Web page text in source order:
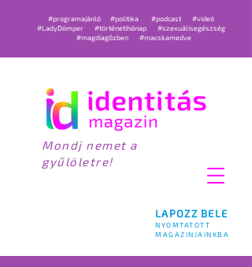
LAPOZZ BELE
NYOMTATOTT
MAGAZINJAINKBA
#programajánló #politika #podcast
#videó
#LadyDömper
#történetihónap
#szexuálisegészség
#magdiagőzben
#macskamedve
Mondj nemet a
gyűlöletre!